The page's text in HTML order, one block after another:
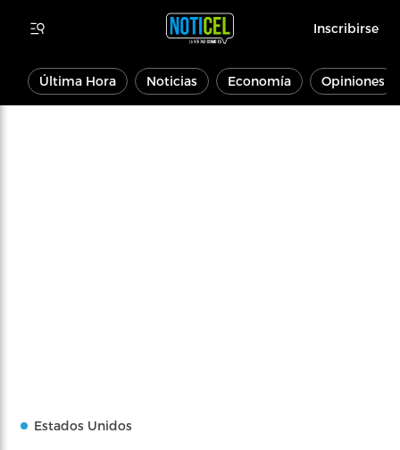
Inscribirse
Última Hora Noticias Economía Opiniones
Estados Unidos